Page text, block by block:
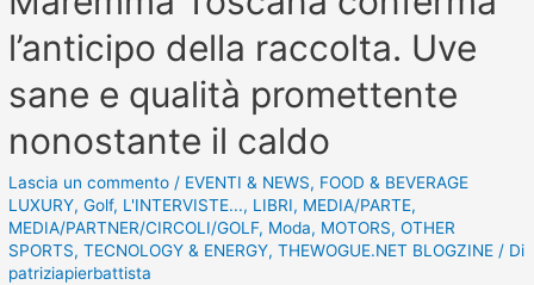
l’anticipo della raccolta. Uve
sane e qualità promettente
nonostante il caldo
Lascia un commento / EVENTI & NEWS, FOOD & BEVERAGE
LUXURY,Golf, L'INTERVISTE..., LIBRI, MEDIA/PARTE,
MEDIA/PARTNER/CIRCOLI/GOLF, Moda, MOTORS,OTHER
SPORTS,TECNOLOGY & ENERGY,THEWOGUE.NET BLOGZINE / Di
patriziapierbattista